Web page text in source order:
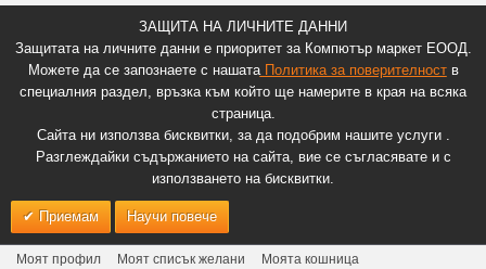
ЗАЩИТА НА ЛИЧНИТЕ ДАННИ
Защитата на личните данни е приоритет за Компютър маркет ЕООД.
Можете да се запознаете с нашатаПолитика за поверителноств
специалния раздел, връзка към който ще намерите в края на всяка
страница.
Сайта ни използва бисквитки, за да подобрим нашите услуги .
Разглеждайки съдържанието на сайта, вие се съгласявате и с
използването на бисквитки.
Приемам Научи повече
Моят профил Моят списък желани
Моята кошница